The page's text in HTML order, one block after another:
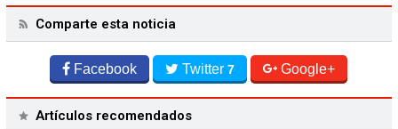
Comparte esta noticia
Facebook Twitter7 Google+
Artículos recomendados